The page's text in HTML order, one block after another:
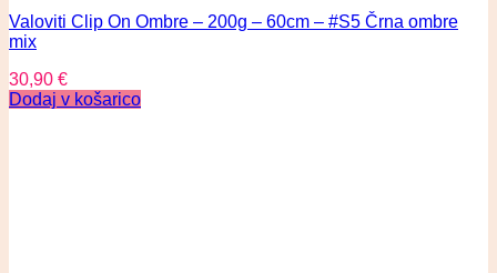
Valoviti Clip On Ombre – 200g – 60cm – #S5 Črna ombre
mix
30,90 €
Dodaj v košarico